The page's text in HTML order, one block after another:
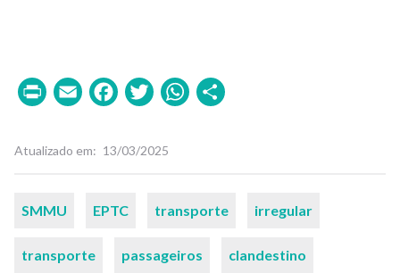
PrintEmailFacebook
TwitterWhatsApp
Atualizado em 13/03/2025
Palavras-
SMMU EPTC transporte irregular
transporte passageiros clandestino